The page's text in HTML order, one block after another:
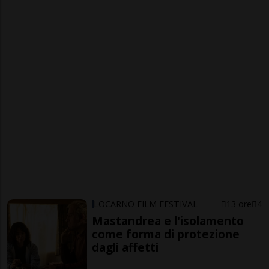
LOCARNO FILM FESTIVAL 13 ore 4
Mastandrea e l'isolamento
come forma di protezione
dagli affetti